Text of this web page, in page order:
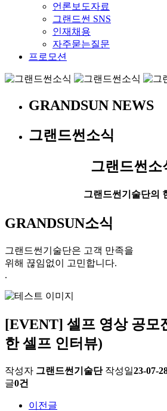
언론보도자료
그랜드썬 SNS
인재채용
자주묻는질문
프로모션
GRANDSUN NEWS
그랜드썬소식
그랜드썬소
그랜드썬기술단의
GRANDSUN소식
그랜드썬기술단은 고객 만족을
위해 끊임없이 고민합니다.
.
[EVENT] 셀프 영상 공모
한 셀프 인터뷰)
작성자 그랜드썬기술단 작성일23-07-
글0건
이전글